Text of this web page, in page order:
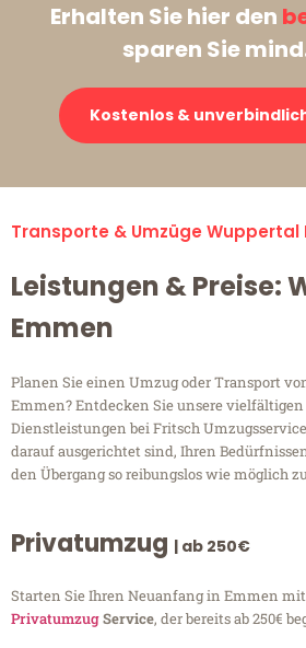
Erhalten Sie hier den
sparen Sie
Kostenlos &
Transporte & Umzüge Wuppertal
Leistungen & Preise:
Emmen
Planen Sie einen Umzug oder Transport
Emmen? Entdecken Sie unsere
Dienstleistungen bei Fritsch
darauf ausgerichtet sind, Ihren
den Übergang so reibungslos wie möglich
Privatumzug | ab 250€
Starten Sie Ihren Neuanfang in Emmen
PrivatumzugService, der bereits ab 250€